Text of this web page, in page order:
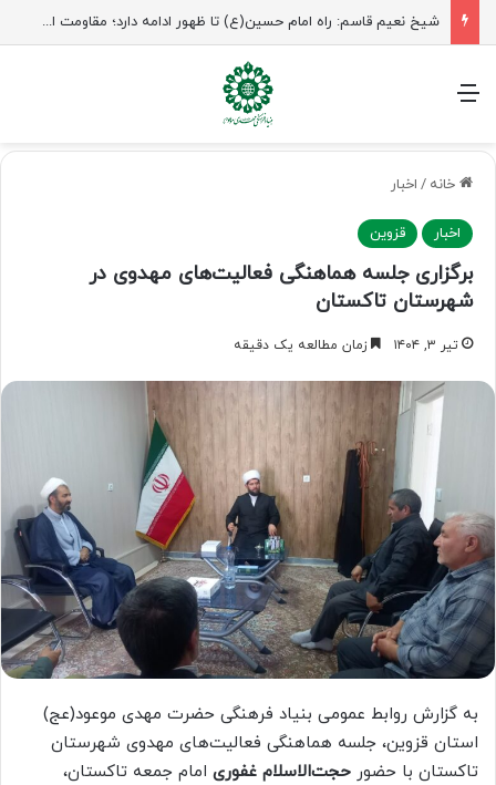
شیخ نعیم قاسم: راه امام حسین(ع) تا ظهور ادامه دارد؛ مقاومت از کربلا الهام می‌گیرد
منو
خانه / اخبار
اخبار قزوین
برگزاری جلسه هماهنگی فعالیت‌های مهدوی در
شهرستان تاکستان
تیر ۳, ۱۴۰۴ زمان مطالعه یک دقیقه
به گزارش روابط عمومی بنیاد فرهنگی حضرت مهدی موعود(عج)
استان قزوین، جلسه هماهنگی فعالیت‌های مهدوی شهرستان
تاکستان با حضور حجت‌الاسلام غفوری امام جمعه تاکستان،